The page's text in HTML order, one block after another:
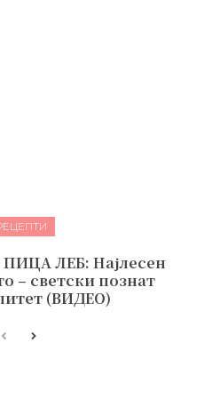
ЛЕБ: Најлесен
– светски познат
(ВИДЕО)